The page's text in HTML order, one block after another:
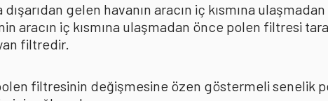
gelen havanın aracın iç kısmına
aracın iç kısmına ulaşmadan önce polen filtresi
filtredir.
filtresinin değişmesine özen göstermeli senelik